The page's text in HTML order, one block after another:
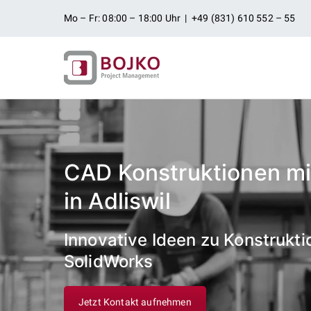
Mo – Fr: 08:00 – 18:00 Uhr | +49 (831) 610 552 – 55
CAD Konstruktionen
in Adliswil
Innovative Ideen zu
SolidWorks
Jetzt Kontakt aufnehmen